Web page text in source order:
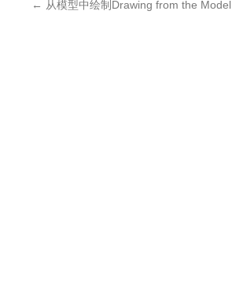
← 从模型中绘制Drawing from the Model